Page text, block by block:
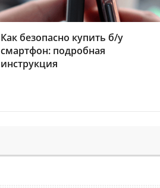
Как безопасно купить б/у
смартфон: подробная
инструкция